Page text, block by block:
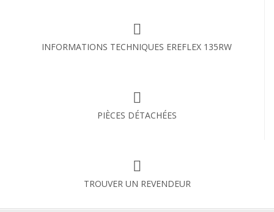
INFORMATIONS TECHNIQUES EREFLEX 135RW
PIÈCES DÉTACHÉES
TROUVER UN REVENDEUR